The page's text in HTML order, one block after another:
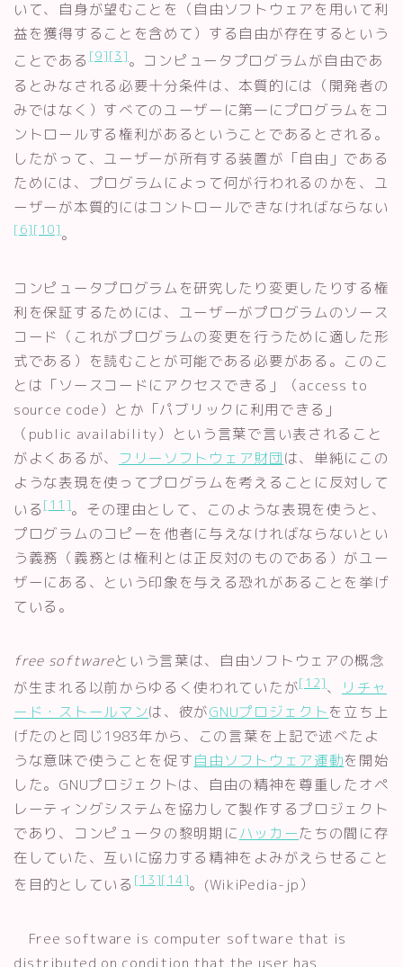
いて、自身が望むことを（自由ソフトウェアを用いて利
益を獲得することを含めて）する自由が存在するという
ことである[9][3]。コンピュータプログラムが自由であ
るとみなされる必要十分条件は、本質的には（開発者の
みではなく）すべてのユーザーに第一にプログラムをコ
ントロールする権利があるということであるとされる。
したがって、ユーザーが所有する装置が「自由」である
ためには、プログラムによって何が行われるのかを、ユ
ーザーが本質的にはコントロールできなければならない
[6][10]。
コンピュータプログラムを研究したり変更したりする権
利を保証するためには、ユーザーがプログラムのソース
コード（これがプログラムの変更を行うために適した形
式である）を読むことが可能である必要がある。このこ
とは「ソースコードにアクセスできる」（access to
source code）とか「パブリックに利用できる」
（public availability）という言葉で言い表されること
がよくあるが、 フリーソフトウェア財団は、単純にこの
ような表現を使ってプログラムを考えることに反対して
いる[11]。その理由として、このような表現を使うと、
プログラムのコピーを他者に与えなければならないとい
う義務（義務とは権利とは正反対のものである）がユー
ザーにある、という印象を与える恐れがあることを挙げ
ている。
free softwareという言葉は、自由ソフトウェアの概念
が生まれる以前からゆるく使われていたが[12]、
リチャ
ード・ストールマンは、彼がGNUプロジェクトを立ち上
げたのと同じ1983年から、この言葉を上記で述べたよ
うな意味で使うことを促す自由ソフトウェア運動を開始
した。GNUプロジェクトは、自由の精神を尊重したオペ
レーティングシステムを協力して製作するプロジェクト
であり、コンピュータの黎明期にハッカーたちの間に存
在していた、互いに協力する精神をよみがえらせること
を目的としている[13][14]。(WikiPedia-jp）
Free software is computer software that is
distributed on condition that the user has